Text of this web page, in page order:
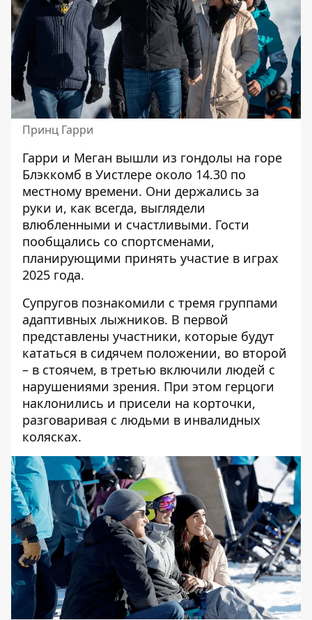
Принц Гарри
Гарри и Меган вышли из гондолы на горе
Блэккомб в Уистлере около 14.30 по
местному времени. Они держались за
руки и, как всегда, выглядели
влюбленными и счастливыми. Гости
пообщались со спортсменами,
планирующими принять участие в играх
2025 года.
Супругов познакомили с тремя группами
адаптивных лыжников. В первой
представлены участники, которые будут
кататься в сидячем положении, во второй
– в стоячем, в третью включили людей с
нарушениями зрения. При этом герцоги
наклонились и присели на корточки,
разговаривая с людьми в инвалидных
колясках.